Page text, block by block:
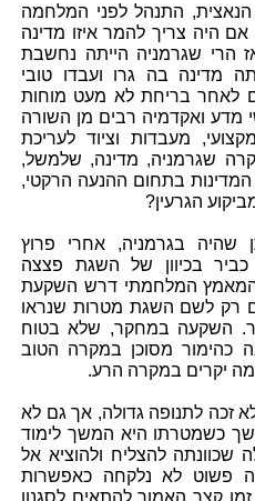
הנאצית, התנהל לפני המלחמה
היה צריך להמר איזו מדינה
הרי שגרמניה הייתה נחשבת
מדינה בה גרו ועבדו טובי
לאחר בריחת לא מעט מוחות
מדע ואקדמיה רבים מן השורה
מעבדות וציוד לעריכת
שגרמניה, מדינה, שלמשל,
בתחום ההנעה הרקטי,
הגרעין?
שהיה בגרמניה, אחרי פרוץ
בכיוון של השגת פצצה
המאמץ המלחמתי דרש השקעת
רק לשם השגת מטרות שנראו
השקעה במחקר, שלא בטוח
כהימור מסוכן במקרה הטוב
יקרים במקרה הרע.
זכה לתנופה גדולה, אך גם לא
כשמטרתו היא המשך לימוד
שכוונתה להצליח ולהוציא אל
פשוט לא נלקחה כאפשרות
קצר האמור להתאים לסגנון